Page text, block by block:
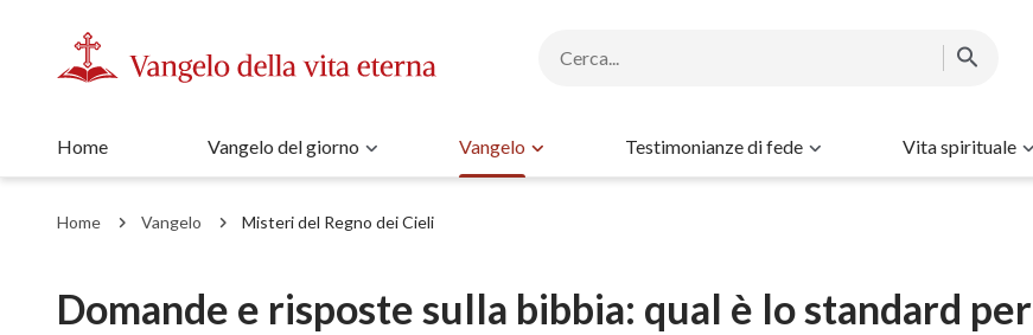
Home Vangelo del giorno Vangelo Testimonianze di fede Vita spirituale
Home Vangelo Misteri del Regno dei Cieli
Domande e risposte sulla bibbia: qual è lo standard per